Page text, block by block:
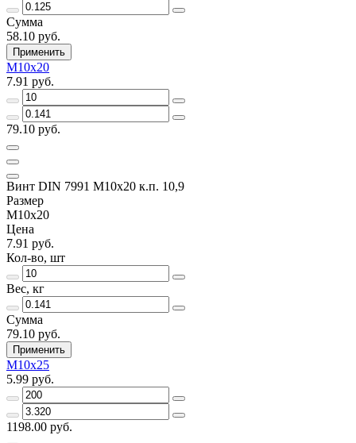
Сумма
58.10 руб.
Применить
M10x20
7.91 руб.
79.10 руб.
Винт DIN 7991 M10x20 к.п. 10,9
Размер
M10x20
Цена
7.91 руб.
Кол-во, шт
Вес, кг
Сумма
79.10 руб.
Применить
M10x25
5.99 руб.
1198.00 руб.